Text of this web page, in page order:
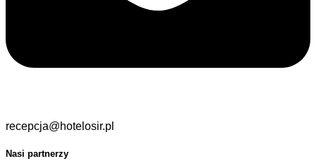
recepcja@hotelosir.pl
Nasi partnerzy